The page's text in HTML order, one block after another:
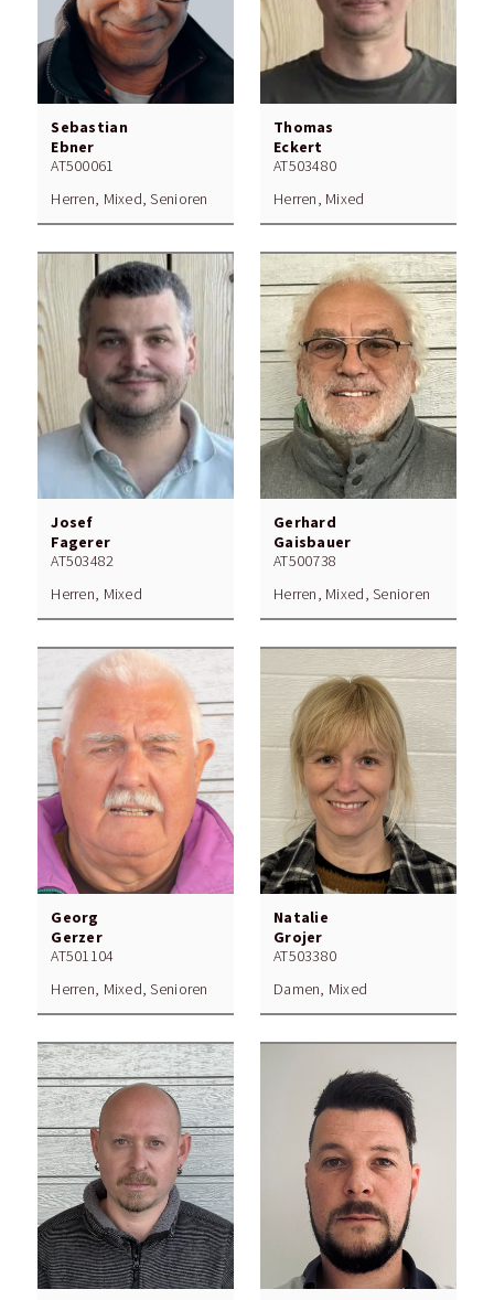
Sebastian
Ebner
AT500061
Herren, Mixed, Senioren
Thomas
Eckert
AT503480
Herren, Mixed
Josef
Fagerer
AT503482
Herren, Mixed
Gerhard
Gaisbauer
AT500738
Herren, Mixed, Senioren
Georg
Gerzer
AT501104
Herren, Mixed, Senioren
Natalie
Grojer
AT503380
Damen, Mixed